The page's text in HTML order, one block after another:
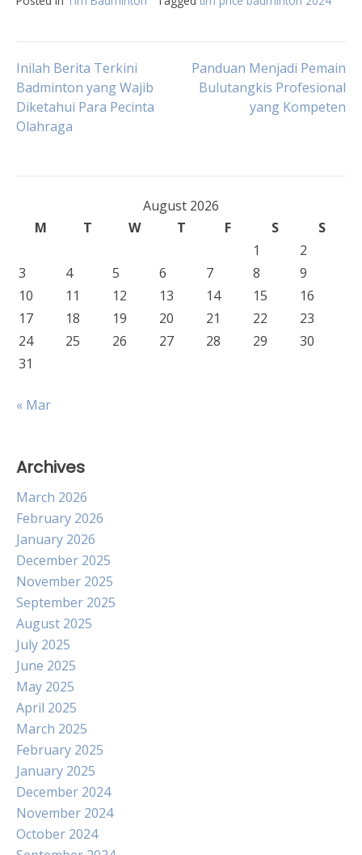
Post
navigation
Inilah Berita Terkini
Badminton yang Wajib
Diketahui Para Pecinta
Olahraga
Panduan Menjadi Pemain
Bulutangkis Profesional
yang Kompeten
August 2026
M
T W T F S
S
1
2
3
4 5 6 7 8
9
10
11 12 13 14 15
16
17
18 19 20 21 22
23
24
25 26 27 28 29
30
31
« Mar
Archives
March 2026
February 2026
January 2026
December 2025
November 2025
September 2025
August 2025
July 2025
June 2025
May 2025
April 2025
March 2025
February 2025
January 2025
December 2024
November 2024
October 2024